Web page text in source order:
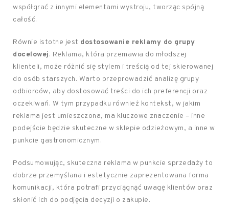
współgrać z innymi elementami wystroju, tworząc spójną
całość.
Równie istotne jest dostosowanie reklamy do grupy
docelowej. Reklama, która przemawia do młodszej
klienteli, może różnić się stylem i treścią od tej skierowanej
do osób starszych. Warto przeprowadzić analizę grupy
odbiorców, aby dostosować treści do ich preferencji oraz
oczekiwań. W tym przypadku również kontekst, w jakim
reklama jest umieszczona, ma kluczowe znaczenie – inne
podejście będzie skuteczne w sklepie odzieżowym, a inne w
punkcie gastronomicznym.
Podsumowując, skuteczna reklama w punkcie sprzedaży to
dobrze przemyślana i estetycznie zaprezentowana forma
komunikacji, która potrafi przyciągnąć uwagę klientów oraz
skłonić ich do podjęcia decyzji o zakupie.